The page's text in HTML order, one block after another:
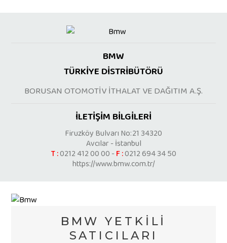
BMW
TÜRKİYE DİSTRİBÜTÖRÜ
BORUSAN OTOMOTİV İTHALAT VE DAĞITIM A.Ş.
İLETİŞİM BİLGİLERİ
Firuzköy Bulvarı No:21 34320
Avcılar - İstanbul
T :0212 412 00 00 - F :0212 694 34 50
https://www.bmw.com.tr/
BMW YETKİLİ
SATICILARI